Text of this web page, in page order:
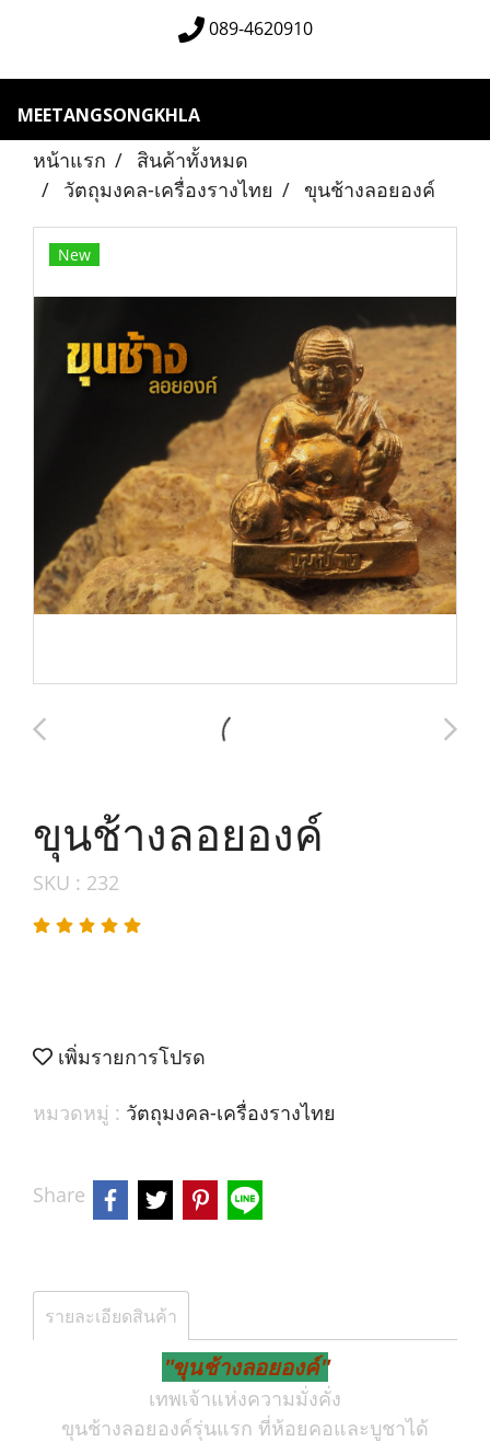
089-4620910
MEETANGSONGKHLA
หน้าแรก
สินค้าทั้งหมด
วัตถุมงคล-เครื่องรางไทย
ขุนช้างลอยองค์
New
ขุนช้างลอยองค์
SKU : 232
เพิ่มรายการโปรด
หมวดหมู่ : วัตถุมงคล-เครื่องรางไทย
Share
รายละเอียดสินค้า
"ขุนช้างลอยองค์"
เทพเจ้าแห่งความมั่งคั่ง
ขุนช้างลอยองค์รุ่นแรก ที่ห้อยคอและบูชาได้